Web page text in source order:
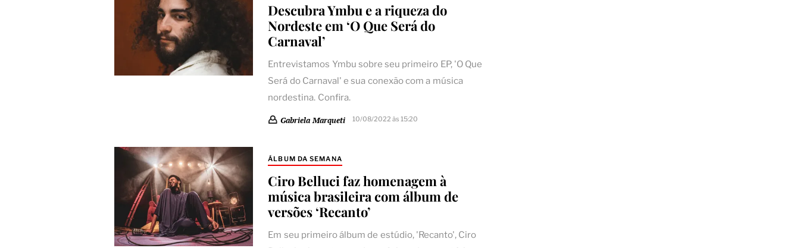
Descubra Ymbu e a riqueza do
Nordeste em ‘O Que Será do
Carnaval’
Entrevistamos Ymbu sobre seu primeiro EP, 'O Que
Será do Carnaval' e sua conexão com a música
nordestina. Confira.
Gabriela Marqueti 10/08/2022 às 15:20
ÁLBUM DA SEMANA
Ciro Belluci faz homenagem à
música brasileira com álbum de
versões ‘Recanto’
Em seu primeiro álbum de estúdio, 'Recanto', Ciro